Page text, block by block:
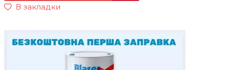
В закладки